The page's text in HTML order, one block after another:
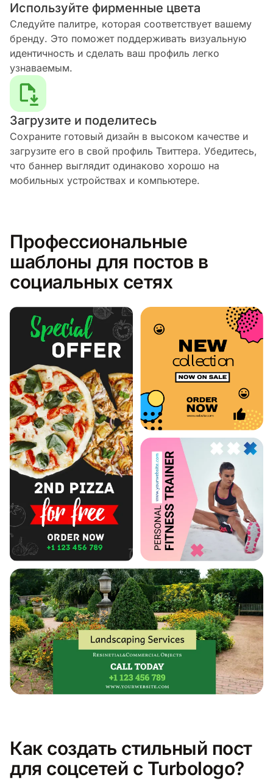
Используйте фирменные цвета
Следуйте палитре, которая соответствует вашему
бренду. Это поможет поддерживать визуальную
идентичность и сделать ваш профиль легко
узнаваемым.
Загрузите и поделитесь
Сохраните готовый дизайн в высоком качестве и
загрузите его в свой профиль Твиттера. Убедитесь,
что баннер выглядит одинаково хорошо на
мобильных устройствах и компьютере.
Профессиональные
шаблоны для постов в
социальных сетях
Как создать стильный пост
для соцсетей с Turbologo?